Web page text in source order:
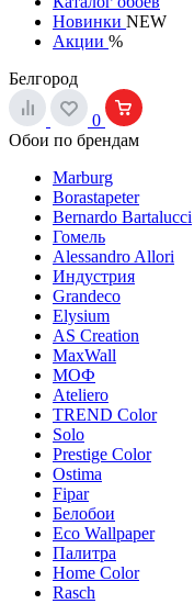
Новинки NEW
Акции %
Белгород
0
Обои по брендам
Marburg
Borastapeter
Bernardo Bartalucci
Гомель
Alessandro Allori
Индустрия
Grandeco
Elysium
AS Creation
MaxWall
МОФ
Ateliero
TREND Color
Solo
Prestige Color
Ostima
Fipar
Белобои
Eco Wallpaper
Палитра
Home Color
Rasch